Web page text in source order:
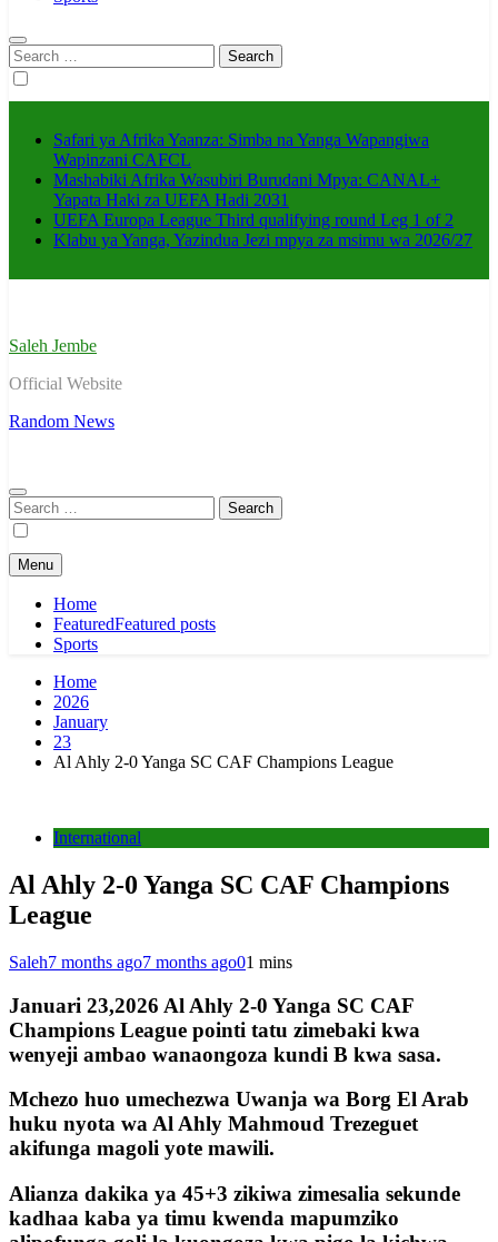
Search
for:
Safari ya Afrika Yaanza: Simba na Yanga Wapangiwa
Wapinzani CAFCL
Mashabiki Afrika Wasubiri Burudani Mpya: CANAL+
Yapata Haki za UEFA Hadi 2031
UEFA Europa League Third qualifying round Leg 1 of 2
Klabu ya Yanga, Yazindua Jezi mpya za msimu wa 2026/27
Saleh Jembe
Official Website
Random News
Search
for:
Menu
Home
FeaturedFeatured posts
Sports
Home
2026
January
23
Al Ahly 2-0 Yanga SC CAF Champions League
International
Al Ahly 2-0 Yanga SC CAF Champions
League
Saleh7 months ago7 months ago01 mins
Januari 23,2026 Al Ahly 2-0 Yanga SC CAF
Champions League pointi tatu zimebaki kwa
wenyeji ambao wanaongoza kundi B kwa sasa.
Mchezo huo umechezwa Uwanja wa Borg El Arab
huku nyota wa Al Ahly Mahmoud Trezeguet
akifunga magoli yote mawili.
Alianza dakika ya 45+3 zikiwa zimesalia sekunde
kadhaa kaba ya timu kwenda mapumziko